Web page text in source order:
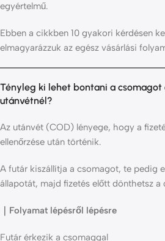
egyértelmű.
Ebben a cikkben 10 gyakori kérdésen
elmagyarázzuk az egész vásárlási
Tényleg ki lehet bontani a csomagot
utánvétnél?
Az utánvét (COD) lényege, hogy a
ellenőrzése után történik.
A futár kiszállítja a csomagot, te pedig
állapotát, majd fizetés előtt dönthetsz a
｜Folyamat lépésről lépésre
Futár érkezik a csomaggal